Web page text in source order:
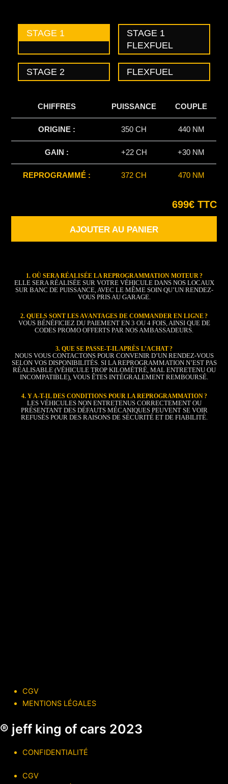
STAGE 1
STAGE 1
FLEXFUEL
STAGE 2 FLEXFUEL
CHIFFRES PUISSANCE COUPLE
ORIGINE : 350 CH 440 NM
GAIN : +22 CH +30 NM
REPROGRAMMÉ : 372 CH 470 NM
699€ TTC
AJOUTER AU PANIER
1. OÙ SERA RÉALISÉE LA REPROGRAMMATION MOTEUR ?
ELLE SERA RÉALISÉE SUR VOTRE VÉHICULE DANS NOS LOCAUX
SUR BANC DE PUISSANCE, AVEC LE MÊME SOIN QU’UN RENDEZ-
VOUS PRIS AU GARAGE.
2. QUELS SONT LES AVANTAGES DE COMMANDER EN LIGNE ?
VOUS BÉNÉFICIEZ DU PAIEMENT EN 3 OU 4 FOIS, AINSI QUE DE
CODES PROMO OFFERTS PAR NOS AMBASSADEURS.
3. QUE SE PASSE-T-IL APRÈS L’ACHAT ?
NOUS VOUS CONTACTONS POUR CONVENIR D’UN RENDEZ-VOUS
SELON VOS DISPONIBILITÉS. SI LA REPROGRAMMATION N’EST PAS
RÉALISABLE (VÉHICULE TROP KILOMÉTRÉ, MAL ENTRETENU OU
INCOMPATIBLE), VOUS ÊTES INTÉGRALEMENT REMBOURSÉ.
4. Y A-T-IL DES CONDITIONS POUR LA REPROGRAMMATION ?
LES VÉHICULES NON ENTRETENUS CORRECTEMENT OU
PRÉSENTANT DES DÉFAUTS MÉCANIQUES PEUVENT SE VOIR
REFUSÉS POUR DES RAISONS DE SÉCURITÉ ET DE FIABILITÉ.
CGV
MENTIONS LÉGALES
® jeff king of cars 2023
CONFIDENTIALITÉ
CGV